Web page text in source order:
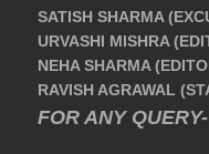
SATISH SHARMA
URVASHI MISHRA
NEHA SHARMA
RAVISH AGRAWAL
FOR ANY